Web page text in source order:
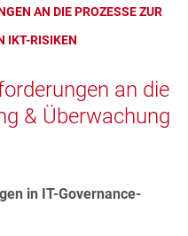
AN DIE PROZESSE ZUR
IKT-RISIKEN
an die
& Überwachung
in IT-Governance-